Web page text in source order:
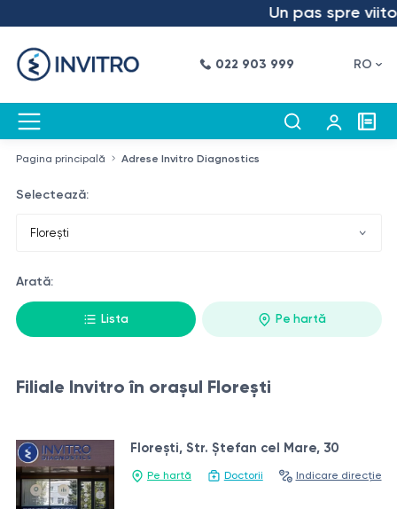
Un pas spre
022 903 999 RO
Pagina principală Adrese Invitro Diagnostics
Selectează:
Arată:
Lista Pe hartă
Filiale Invitro în oraşul Florești
Florești, Str. Ştefan cel Mare, 30
Pe hartă Doctorii Indicare direcție